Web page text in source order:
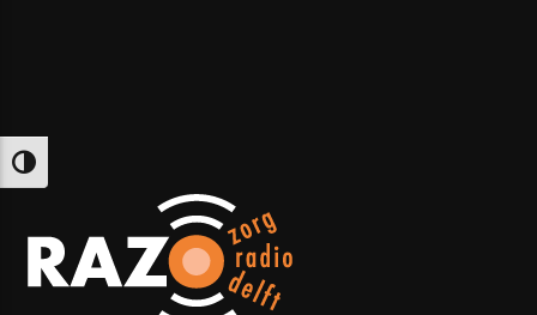
Keuze voor hoog contrast